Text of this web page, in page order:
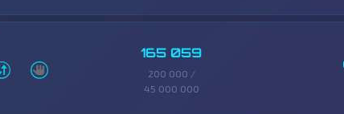
165 059
200 000 /
45 000 000